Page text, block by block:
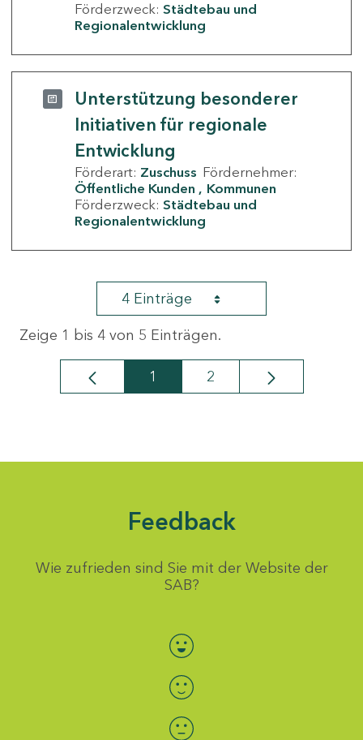
Förderzweck: Städtebau und
Regionalentwicklung
Unterstützung besonderer
Initiativen für regionale
Entwicklung
Förderart: Zuschuss Fördernehmer:
Öffentliche Kunden
Kommunen
Förderzweck: Städtebau und
Regionalentwicklung
4 Einträge
Zeige 1 bis 4 von 5 Einträgen.
Seite
1 Seite
2
Feedback
Wie zufrieden sind Sie mit der Website der
SAB?
Bewertung auswählen